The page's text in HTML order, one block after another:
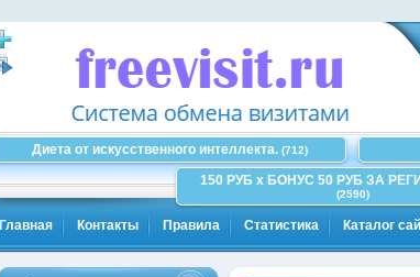
Диета от искусственного интеллекта.(712)
150 РУБ x БОНУС 50 РУБ ЗА
(2590)
Главная Контакты Правила Статистика Каталог